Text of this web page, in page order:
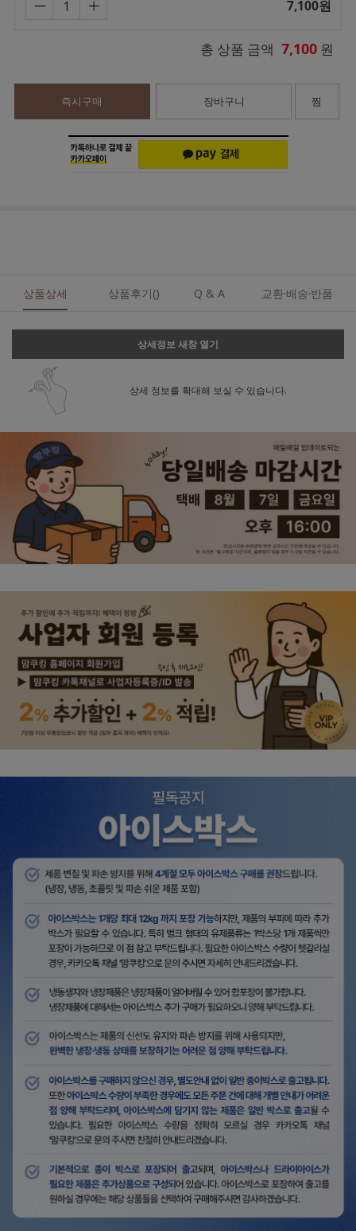
7,100원
총 상품 금액 7,100 원
즉시구매 장바구니 찜
상품상세 상품후기() Q & A 교환·배송·반품
상세정보 새창 열기
상세 정보를 확대해 보실 수 있습니다.